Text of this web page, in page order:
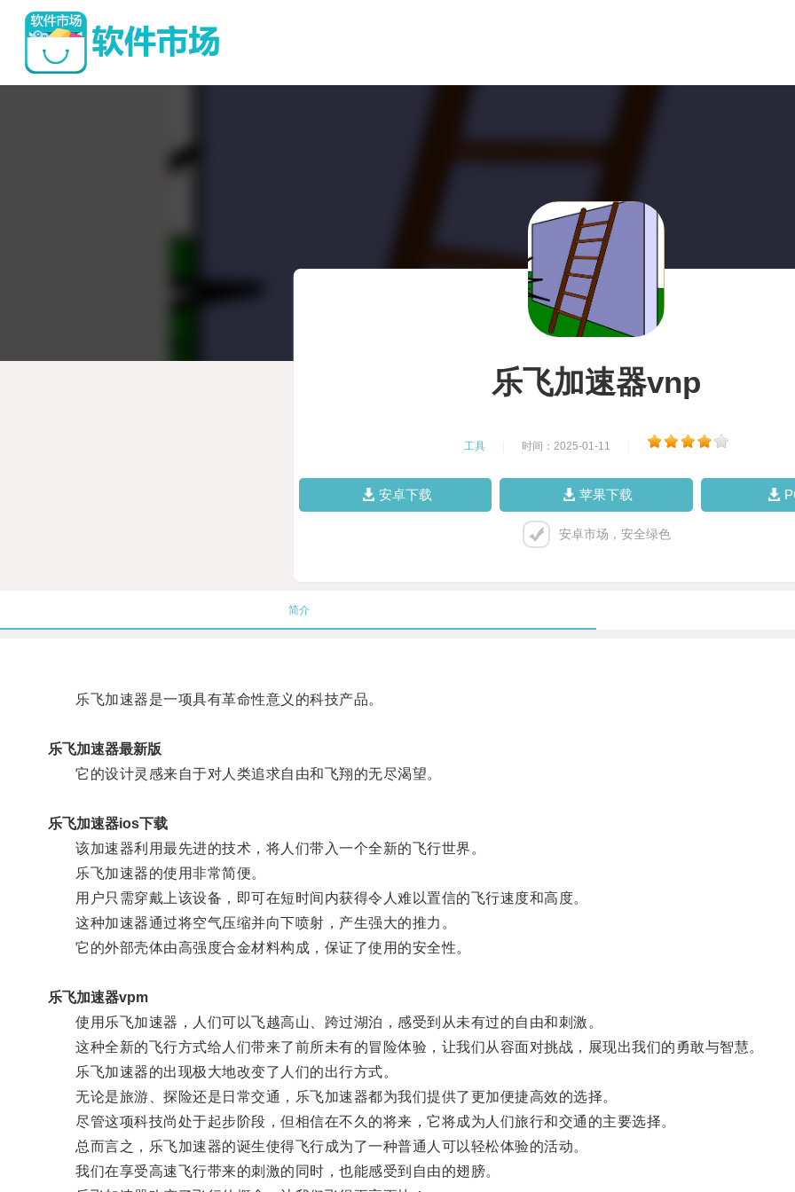
乐飞加速器vnp
工具 时间：2025-01-11
安卓下载 苹果下载
安卓市场，安全绿色
简介
乐飞加速器是一项具有革命性意义的科技产品。
乐飞加速器最新版
它的设计灵感来自于对人类追求自由和飞翔的无尽渴望。
乐飞加速器ios下载
该加速器利用最先进的技术，将人们带入一个全新的飞行世界。
乐飞加速器的使用非常简便。
用户只需穿戴上该设备，即可在短时间内获得令人难以置信的飞行速度和高度。
这种加速器通过将空气压缩并向下喷射，产生强大的推力。
它的外部壳体由高强度合金材料构成，保证了使用的安全性。
乐飞加速器vpm
使用乐飞加速器，人们可以飞越高山、跨过湖泊，感受到从未有过的自由和刺激。
这种全新的飞行方式给人们带来了前所未有的冒险体验，让我们从容面对挑战，展现出我们的勇敢与智慧。
乐飞加速器的出现极大地改变了人们的出行方式。
无论是旅游、探险还是日常交通，乐飞加速器都为我们提供了更加便捷高效的选择。
尽管这项科技尚处于起步阶段，但相信在不久的将来，它将成为人们旅行和交通的主要选择。
总而言之，乐飞加速器的诞生使得飞行成为了一种普通人可以轻松体验的活动。
我们在享受高速飞行带来的刺激的同时，也能感受到自由的翅膀。